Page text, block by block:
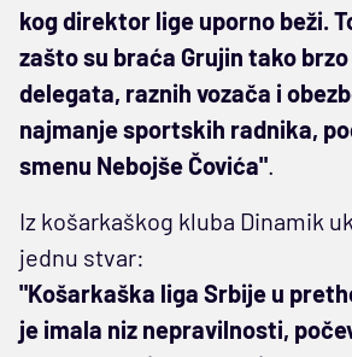
kog direktor lige uporno beži.
zašto su braća Grujin tako
delegata, raznih vozača i
najmanje sportskih radnika,
smenu Nebojše Čovića".
Iz košarkaškog kluba Dinamik
jednu stvar:
"Košarkaška liga Srbije u
je imala niz nepravilnosti,